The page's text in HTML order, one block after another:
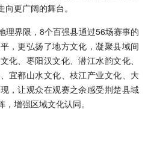
更广阔的舞台。
理界限，8个百强县通过56场赛事的
，更弘扬了地方文化，凝聚县域间
化、枣阳汉文化、潜江水韵文化、
宜都山水文化、枝江产业文化、大
，让观众在观赛之余感受荆楚县域
增强区域文化认同。